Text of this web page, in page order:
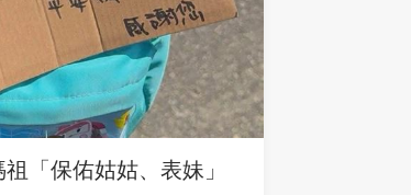
祖「保佑姑姑、表妹」